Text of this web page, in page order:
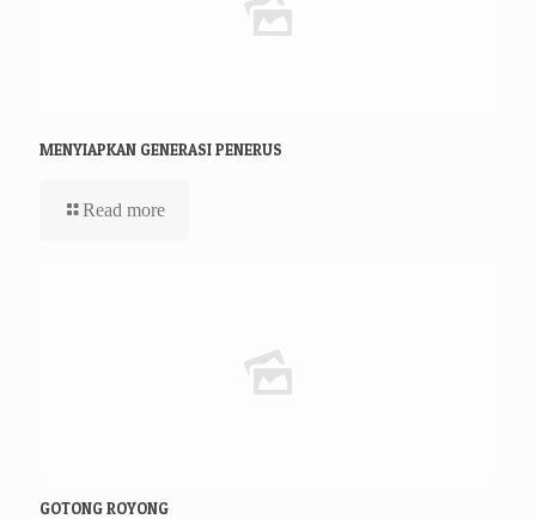
MENYIAPKAN GENERASI PENERUS
Read more
GOTONG ROYONG